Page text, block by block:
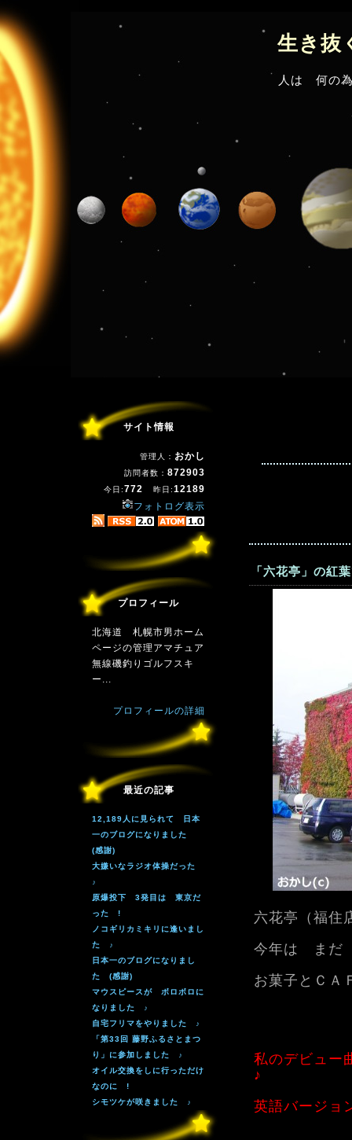
生き抜
人は 何の
サイト情報
管理人： おかし
訪問者数： 872903
今日:772 昨日:12189
フォトログ表示
プロフィール
北海道 札幌市男ホーム
ページの管理アマチュア
無線磯釣りゴルフスキ
ー...
プロフィールの詳細
最近の記事
12,189人に見られて 日本
一のブログになりました
(感謝)
大嫌いなラジオ体操だった
♪
原爆投下 3発目は 東京だ
った !
ノコギリカミキリに逢いまし
た ♪
日本一のブログになりまし
た (感謝)
マウスピースが ボロボロに
なりました ♪
自宅フリマをやりました ♪
「第33回 藤野ふるさとまつ
り」に参加しました ♪
オイル交換をしに行っただけ
なのに !
シモツケが咲きました ♪
「六花亭」の紅
六花亭（福
今年は まだ
お菓子とＣ
私のデビュ
♪
英語バージ